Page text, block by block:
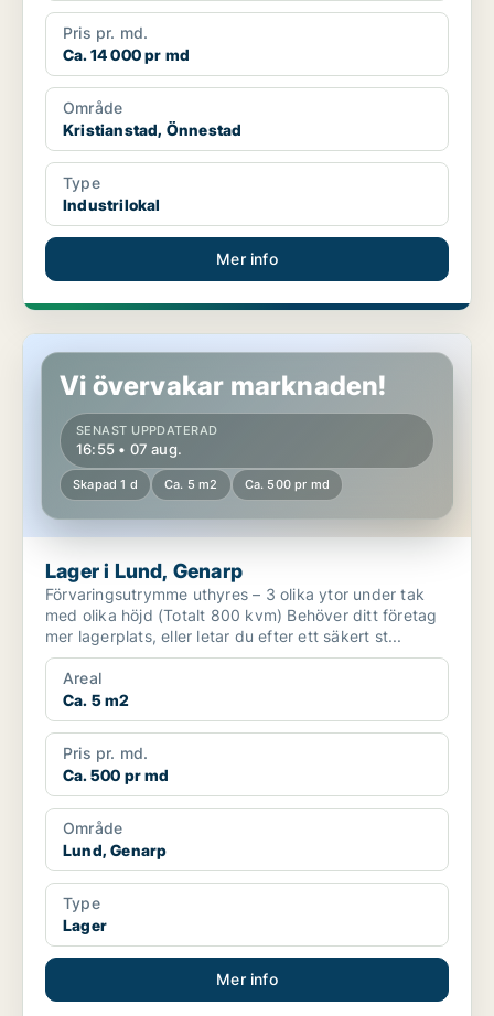
Pris pr. md.
Ca. 14 000 pr md
Område
Kristianstad, Önnestad
Type
Industrilokal
Mer info
Lager i Lund, Genarp
Vi övervakar marknaden!
SENAST UPPDATERAD
16:55 • 07 aug.
Skapad 1 d Ca. 5 m2 Ca. 500 pr md
Lager i Lund, Genarp
Förvaringsutrymme uthyres – 3 olika ytor under tak
med olika höjd (Totalt 800 kvm) Behöver ditt företag
mer lagerplats, eller letar du efter ett säkert st...
Areal
Ca. 5 m2
Pris pr. md.
Ca. 500 pr md
Område
Lund, Genarp
Type
Lager
Mer info